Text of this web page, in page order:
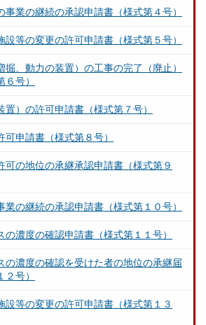
事業の継続の承認申請書（様式第４号）
設等の変更の許可申請書（様式第５号）
掘、動力の装置）の工事の完了（廃止）
号）
置）の許可申請書（様式第７号）
可申請書（様式第８号）
可の地位の承継承認申請書（様式第９
業の継続の承認申請書（様式第１０号）
の濃度の確認申請書（様式第１１号）
の濃度の確認を受けた者の地位の承継届
号）
設等の変更の許可申請書（様式第１３